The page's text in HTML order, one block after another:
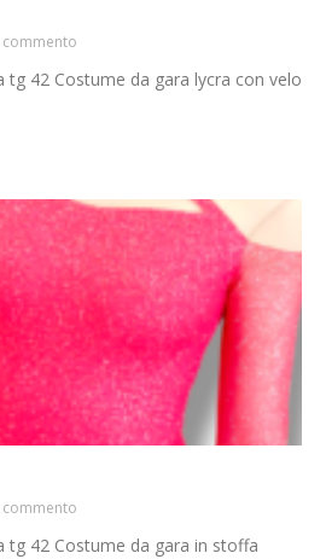
commento
tg 42 Costume da gara lycra con velo
commento
tg 42 Costume da gara in stoffa